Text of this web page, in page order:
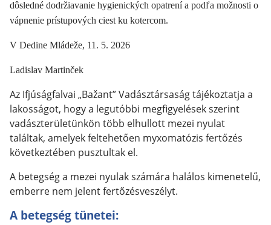
dôsledné dodržiavanie hygienických opatrení a podľa možnosti o
vápnenie prístupových ciest ku kotercom.
V Dedine Mládeže, 11. 5. 2026
Ladislav Martinček
Az Ifjúságfalvai „Bažant” Vadásztársaság tájékoztatja a
lakosságot, hogy a legutóbbi megfigyelések szerint
vadászterületünkön több elhullott mezei nyulat
találtak, amelyek feltehetően myxomatózis fertőzés
következtében pusztultak el.
A betegség a mezei nyulak számára halálos kimenetelű,
emberre nem jelent fertőzésveszélyt.
A betegség tünetei: